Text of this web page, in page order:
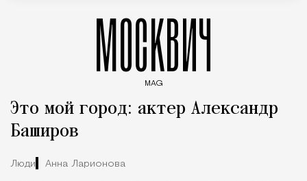
МОСКВИЧ
MAG
Это мой город: актер Александр
Баширов
Люди Анна Ларионова